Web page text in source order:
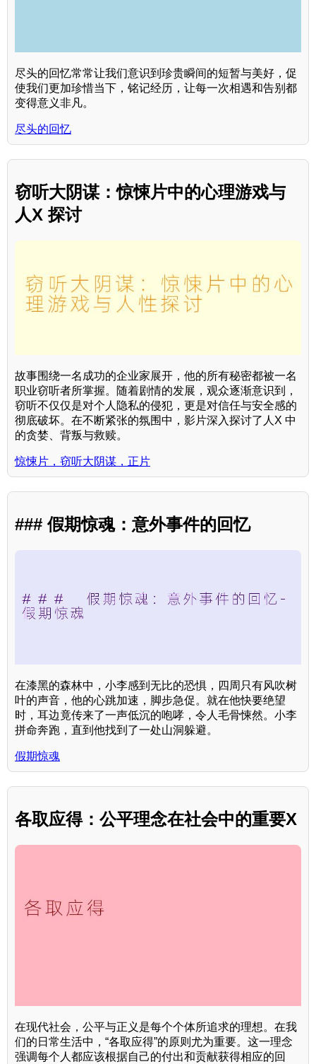
尽头的回忆常常让我们意识到珍贵瞬间的短暂与美好，促
使我们更加珍惜当下，铭记经历，让每一次相遇和告别都
变得意义非凡。
尽头的回忆
窃听大阴谋：惊悚片中的心理游戏与
人X 探讨
故事围绕一名成功的企业家展开，他的所有秘密都被一名
职业窃听者所掌握。随着剧情的发展，观众逐渐意识到，
窃听不仅仅是对个人隐私的侵犯，更是对信任与安全感的
彻底破坏。在不断紧张的氛围中，影片深入探讨了人X 中
的贪婪、背叛与救赎。
惊悚片，窃听大阴谋，正片
### 假期惊魂：意外事件的回忆
在漆黑的森林中，小李感到无比的恐惧，四周只有风吹树
叶的声音，他的心跳加速，脚步急促。就在他快要绝望
时，耳边竟传来了一声低沉的咆哮，令人毛骨悚然。小李
拼命奔跑，直到他找到了一处山洞躲避。
假期惊魂
各取应得：公平理念在社会中的重要X
在现代社会，公平与正义是每个个体所追求的理想。在我
们的日常生活中，“各取应得”的原则尤为重要。这一理念
强调每个人都应该根据自己的付出和贡献获得相应的回